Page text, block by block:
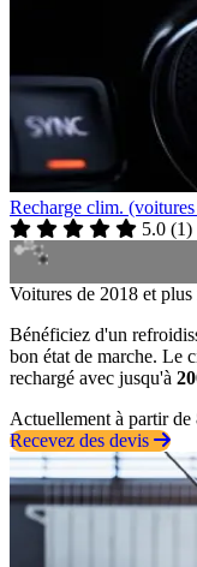
Recharge clim. (voitures
5.0 (1)
Voitures de 2018 et
Bénéficiez d'un
bon état de marche. Le
rechargé avec jusqu'à
Actuellement à partir de
Recevez des devis